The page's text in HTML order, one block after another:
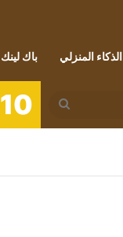
الذكاء المنزلي باك لينك
بحث
عن
10